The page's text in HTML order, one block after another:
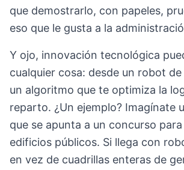
que demostrarlo, con papeles,
eso que le gusta a la
Y ojo, innovación tecnológica
cualquier cosa: desde un robot
un algoritmo que te optimiza la
reparto. ¿Un ejemplo? Imagínate
que se apunta a un concurso
edificios públicos. Si llega con
en vez de cuadrillas enteras de